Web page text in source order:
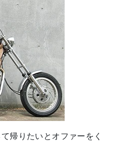
帰りたいとオファーをく